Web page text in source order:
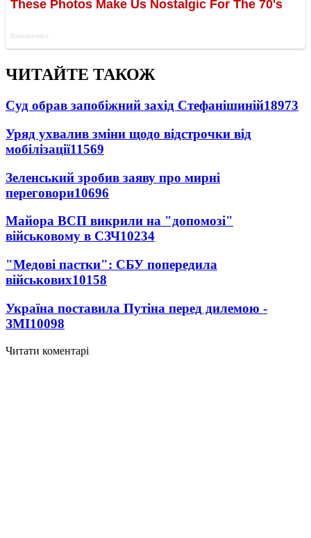
ЧИТАЙТЕ ТАКОЖ
Суд обрав запобіжний захід Стефанішиній18973
Уряд ухвалив зміни щодо відстрочки від
мобілізації11569
Зеленський зробив заяву про мирні
переговори10696
Майора ВСП викрили на "допомозі"
військовому в СЗЧ10234
"Медові пастки": СБУ попередила
військових10158
Україна поставила Путіна перед дилемою -
ЗМІ10098
Читати коментарі